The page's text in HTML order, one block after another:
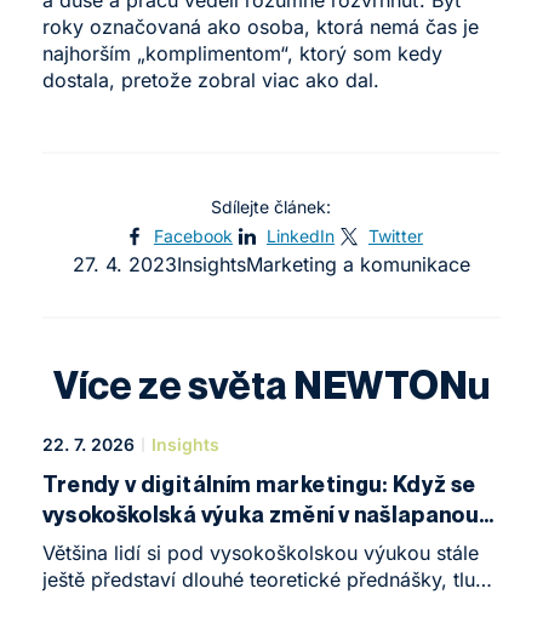
roky označovaná ako osoba, ktorá nemá čas je
najhorším „komplimentom“, ktorý som kedy
dostala, pretože zobral viac ako dal.
Sdílejte článek:
Facebook
LinkedIn Twitter
27. 4. 2023InsightsMarketing a komunikace
Více ze světa NEWTONu
22. 7. 2026 Insights
Trendy v digitálním marketingu: Když se
vysokoškolská výuka změní v našlapanou
oborovou konferenci
Většina lidí si pod vysokoškolskou výukou stále
ještě představí dlouhé teoretické přednášky, tlustá